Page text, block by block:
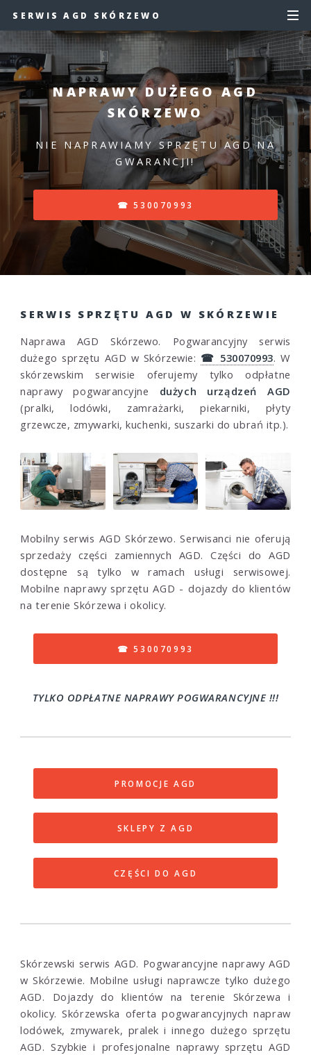
SERWIS AGD SKÓRZEWO
NAPRAWY DUŻEGO AGD
SKÓRZEWO
NIE NAPRAWIAMY SPRZĘTU AGD NA
GWARANCJI!
☎ 530070993
SERWIS SPRZĘTU AGD W SKÓRZEWIE
Naprawa AGD Skórzewo. Pogwarancyjny serwis
dużego sprzętu AGD w Skórzewie: ☎ 530070993. W
skórzewskim serwisie oferujemy tylko odpłatne
naprawy pogwarancyjne dużych urządzeń AGD
(pralki, lodówki, zamrażarki, piekarniki, płyty
grzewcze, zmywarki, kuchenki, suszarki do ubrań itp.).
Mobilny serwis AGD Skórzewo. Serwisanci nie oferują
sprzedaży części zamiennych AGD. Części do AGD
dostępne są tylko w ramach usługi serwisowej.
Mobilne naprawy sprzętu AGD - dojazdy do klientów
na terenie Skórzewa i okolicy.
☎ 530070993
TYLKO ODPŁATNE NAPRAWY POGWARANCYJNE !!!
PROMOCJE AGD
SKLEPY Z AGD
CZĘŚCI DO AGD
Skórzewski serwis AGD. Pogwarancyjne naprawy AGD
w Skórzewie. Mobilne usługi naprawcze tylko dużego
AGD. Dojazdy do klientów na terenie Skórzewa i
okolicy. Skórzewska oferta pogwarancyjnych napraw
lodówek, zmywarek, pralek i innego dużego sprzętu
AGD. Szybkie i profesjonalne naprawy sprzętu AGD